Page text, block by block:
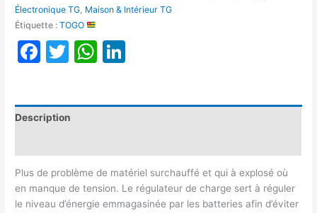
Électronique TG Maison & Intérieur TG
Étiquette :TOGO
Facebook
TwitterWhatsApp
Description
Plus de problème de matériel surchauffé et qui à explosé où
en manque de tension. Le régulateur de charge sert à réguler
le niveau d’énergie emmagasinée par les batteries afin d’éviter